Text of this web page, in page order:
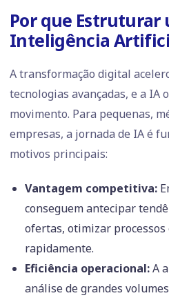
Por que Estruturar
Inteligência
A transformação digital
tecnologias avançadas, e a IA
movimento. Para pequenas,
empresas, a jornada de IA é
motivos principais:
Vantagem competitiva:
conseguem antecipar
ofertas, otimizar processos
rapidamente.
Eficiência operacional:A
análise de grandes